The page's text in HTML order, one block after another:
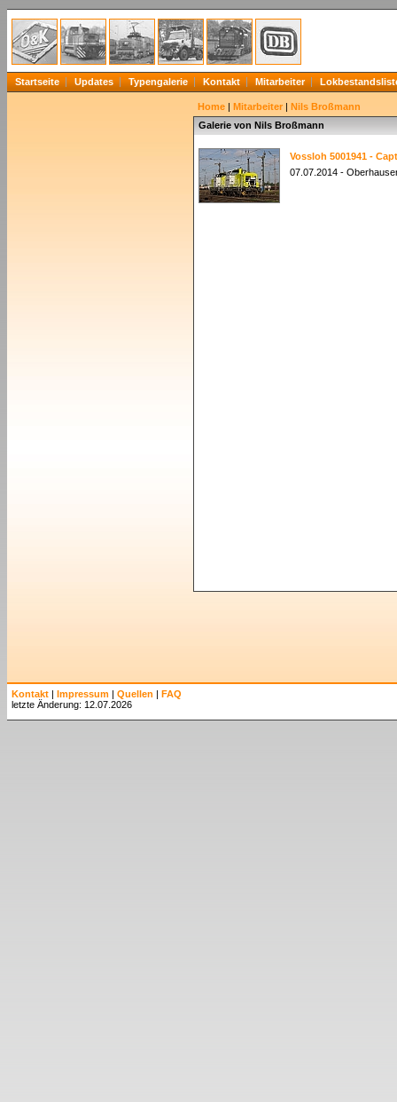
Startseite Updates Typengalerie Kontakt Mitarbeiter
Home | Mitarbeiter | Nils Broßmann
Galerie von Nils Broßmann
Vossloh 5001941 -
07.07.2014 -
Kontakt | Impressum | Quellen | FAQ
letzte Änderung: 12.07.2026